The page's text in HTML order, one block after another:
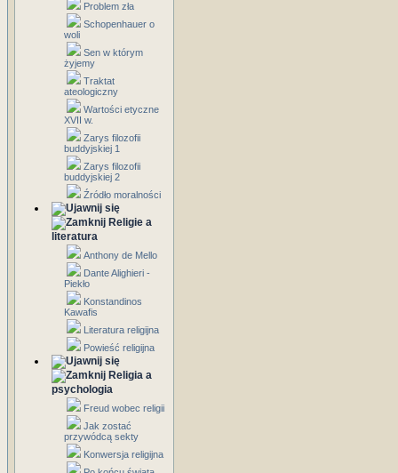
Problem zła
Schopenhauer o
woli
Sen w którym
żyjemy
Traktat
ateologiczny
Wartości etyczne
XVII w.
Zarys filozofii
buddyjskiej 1
Zarys filozofii
buddyjskiej 2
Źródło moralności
Religie a
literatura
Anthony de Mello
Dante Alighieri -
Piekło
Konstandinos
Kawafis
Literatura religijna
Powieść religijna
Religia a
psychologia
Freud wobec religii
Jak zostać
przywódcą sekty
Konwersja religijna